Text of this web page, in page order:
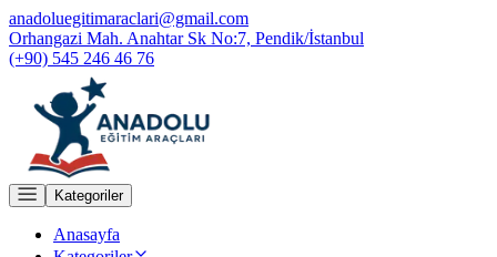
anadoluegitimaraclari@gmail.com
Orhangazi Mah. Anahtar Sk No:7, Pendik/İstanbul
(+90) 545 246 46 76
Kategoriler
Anasayfa